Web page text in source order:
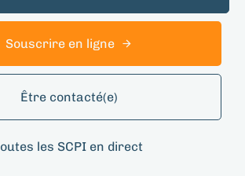
Souscrire en ligne
Être contacté(e)
les SCPI en direct